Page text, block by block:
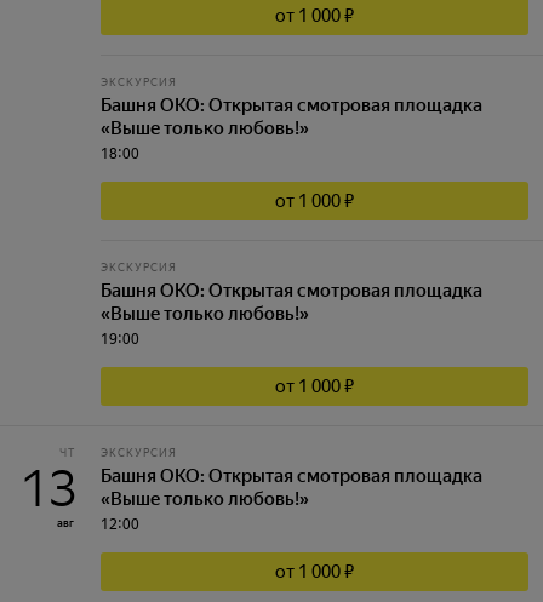
от 1 000 ₽
ЭКСКУРСИЯ
Башня ОКО: Открытая смотровая площадка
«Выше только любовь!»
18:00
от 1 000 ₽
ЭКСКУРСИЯ
Башня ОКО: Открытая смотровая площадка
«Выше только любовь!»
19:00
от 1 000 ₽
ЧТ
13
авг
ЭКСКУРСИЯ
Башня ОКО: Открытая смотровая площадка
«Выше только любовь!»
12:00
от 1 000 ₽